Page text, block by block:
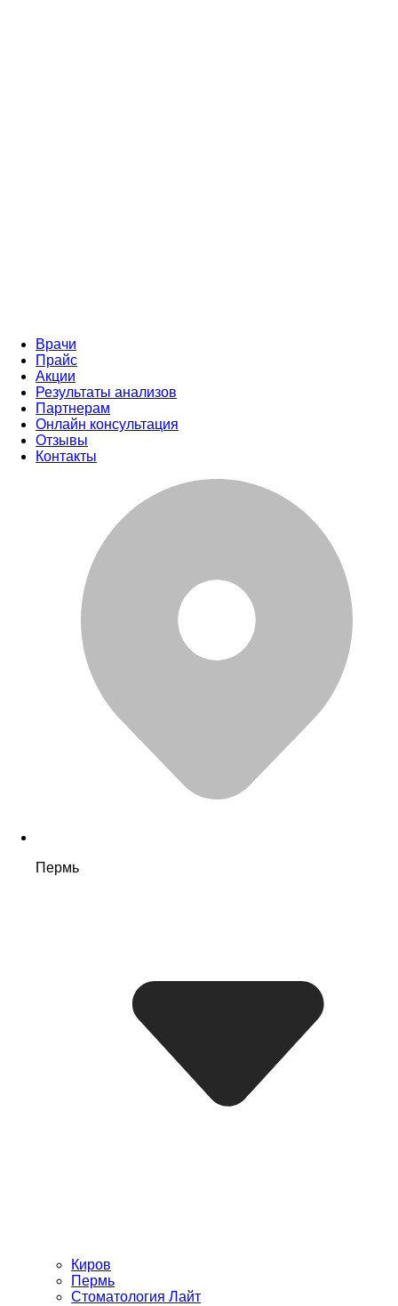
Врачи
Прайс
Акции
Результаты анализов
Партнерам
Онлайн консультация
Отзывы
Контакты
Пермь
Киров
Пермь
Стоматология Лайт